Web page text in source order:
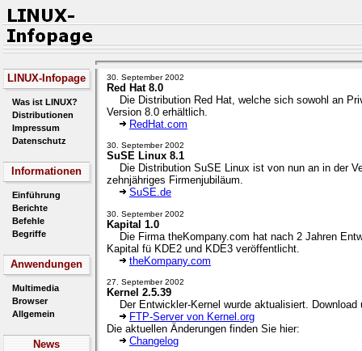
LINUX-Infopage
Was ist LINUX?
Distributionen
Impressum
Datenschutz
Informationen
Einführung
Berichte
Befehle
Begriffe
Anwendungen
Multimedia
Browser
Allgemein
News
30. September 2002
Red Hat 8.0
Die Distribution Red Hat, welche sich sowohl an
Version 8.0 erhältlich.
RedHat.com
30. September 2002
SuSE Linux 8.1
Die Distribution SuSE Linux ist von nun an in der
zehnjähriges Firmenjubiläum.
SuSE.de
30. September 2002
Kapital 1.0
Die Firma theKompany.com hat nach 2 Jahren
Kapital fü KDE2 und KDE3 veröffentlicht.
theKompany.com
27. September 2002
Kernel 2.5.39
Der Entwickler-Kernel wurde aktualisiert. Download
FTP-Server von Kernel.org
Die aktuellen Änderungen finden Sie hier:
Changelog